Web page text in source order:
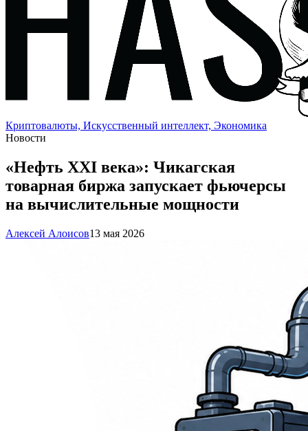
Криптовалюты, Искусственный интеллект, Экономика
Новости
«Нефть XXI века»: Чикагская
товарная биржа запускает фьючерсы
на вычислительные мощности
Алексей Алоисов13 мая 2026